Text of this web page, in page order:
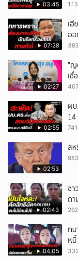
03:45
07:28
เฮี
ออ
02:27
"ญ
เ
02:55
ผ
02:53
สห
02:43
ช
ถา
อีก
04:05
ทน
ห